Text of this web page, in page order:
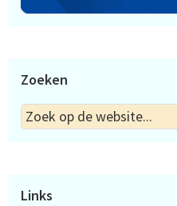
Zoeken
Zoek
op
Links